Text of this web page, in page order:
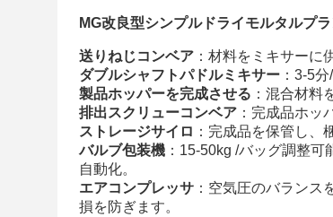
MG改良型シンプルドライモルタルプ
送りねじコンベア ：材料をミキサー
ダブルシャフトパドルミキサー ：3-5
製品ホッパーを完成させる ：混合材料
排出スクリューコンベア ：完成品ホッ
ストレージサイロ ：完成品を保管し、
バルブ包装機 ：15-50kg /バッグ調整
自動化。
エアコンプレッサ ：空気圧のバラン
損を防ぎます。